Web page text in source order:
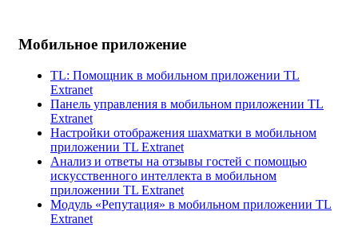
Мобильное приложение
TL: Помощник в мобильном приложении TL
Extranet
Панель управления в мобильном приложении TL
Extranet
Настройки отображения шахматки в мобильном
приложении TL Extranet
Анализ и ответы на отзывы гостей с помощью
искусственного интеллекта в мобильном
приложении TL Extranet
Модуль «Репутация» в мобильном приложении TL
Extranet